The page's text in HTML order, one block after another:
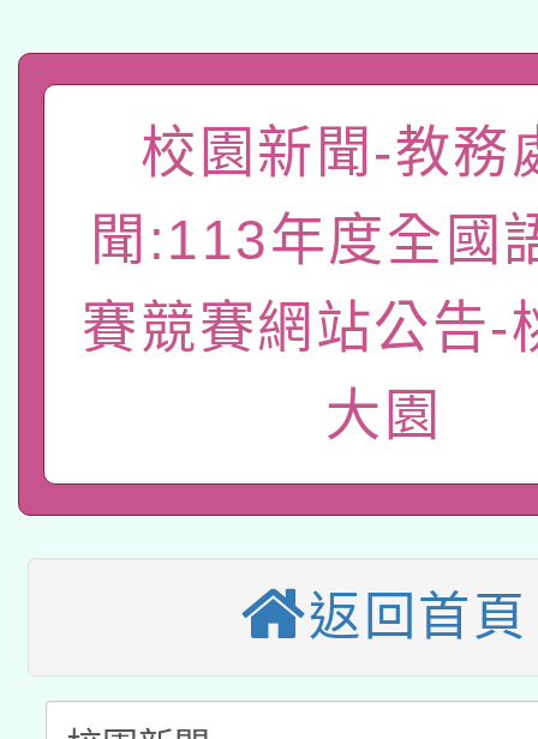
礎課程
A3數位素養講師名單
「數位內容與教學軟
pilot」
有關大陸委員會函釋公
薪期間赴陸應申請許可
轉知經濟部水利署委託
業技術研究院辦理「
用水績優單位及節水達
115年8月22日(星期六
桃園市孔廟祈福系列
2026年桃園地景藝術
本校115學年度第2次
招甄選結果公告(無人
本館辦理115年度閱讀
暨閱讀推動專業研習
科技賦能─人工智慧
礎課程
A3數位素養講師名單
校園新聞-教務
聞:113年度全國
賽競賽網站公告-
大園
返回首頁